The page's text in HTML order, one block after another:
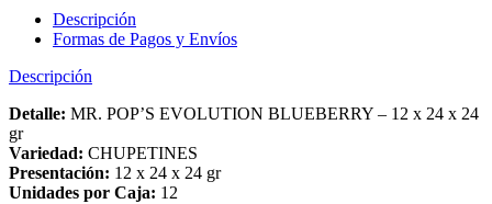
Descripción
Formas de Pagos y Envíos
Descripción
Detalle: MR. POP’S EVOLUTION BLUEBERRY – 12 x 24 x 24
gr
Variedad: CHUPETINES
Presentación: 12 x 24 x 24 gr
Unidades por Caja: 12